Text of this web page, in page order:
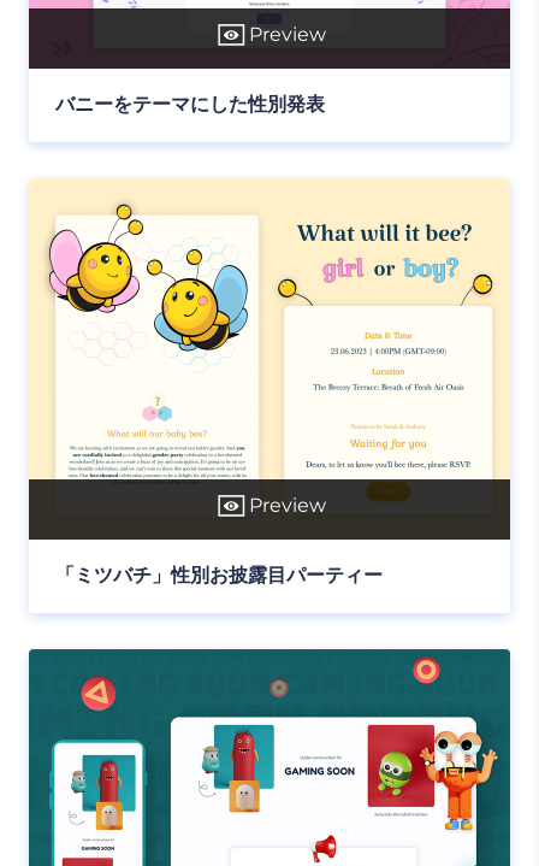
Preview
バニーをテーマにした性別発表
Preview
「ミツバチ」性別お披露目パーティー